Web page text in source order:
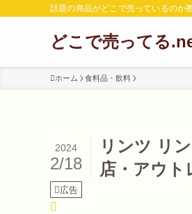
話題の商品がどこで売っているのか
どこで売ってる
ホーム 食料品・飲料
リンツ リ
店・アウト
2024
2/18
広告